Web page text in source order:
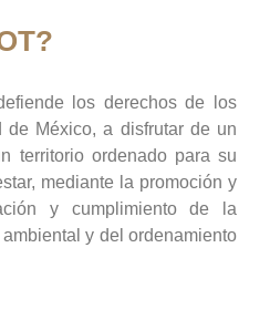
los derechos de los
de México, a disfrutar de un
territorio ordenado para su
mediante la promoción y
y cumplimiento de la
y del ordenamiento